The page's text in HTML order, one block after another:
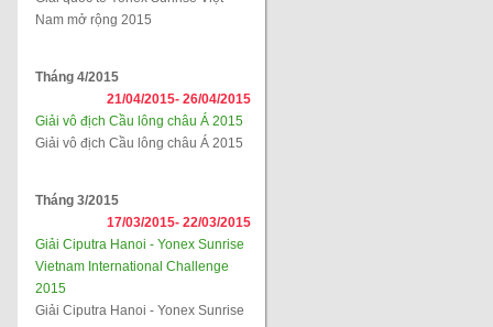
Nam mở rộng 2015
Tháng 4/2015
21/04/2015- 26/04/2015
Giải vô địch Cầu lông châu Á 2015
Giải vô địch Cầu lông châu Á 2015
Tháng 3/2015
17/03/2015- 22/03/2015
Giải Ciputra Hanoi - Yonex Sunrise
Vietnam International Challenge
2015
Giải Ciputra Hanoi - Yonex Sunrise